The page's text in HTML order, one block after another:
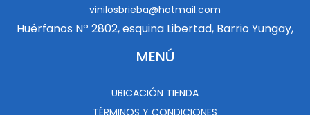
vinilosbrieba@hotmail.com
Huérfanos Nº 2802, esquina Libertad, Barrio Yungay,
MENÚ
UBICACIÓN TIENDA